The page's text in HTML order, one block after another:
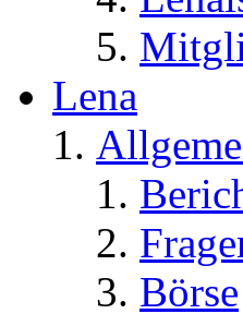
Lena
Börse